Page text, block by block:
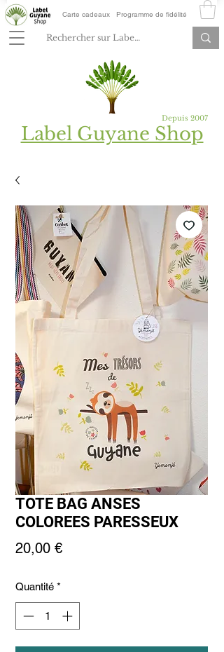
Carte cadeaux Programme de fidélité
Depuis 2007
Label Guyane Shop
TOTE BAG ANSES
COLOREES PARESSEUX
20,00 €Prix
Quantité *